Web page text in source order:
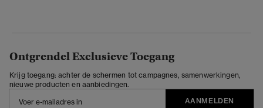
Ontgrendel Exclusieve Toegang
Krijg toegang: achter de schermen tot campagnes, samenwerkingen,
nieuwe producten en aanbiedingen.
AANMELDEN